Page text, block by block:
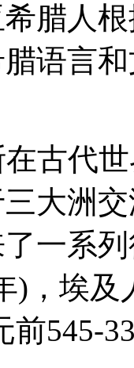
腊人
语言
古代
大洲
一系
)，埃
前545-